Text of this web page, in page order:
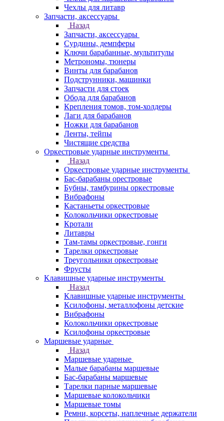
Чехлы для литавр
Запчасти, аксессуары
Назад
Запчасти, аксессуары
Сурдины, демпферы
Ключи барабанные, мультитулы
Метрономы, тюнеры
Винты для барабанов
Подструнники, машинки
Запчасти для стоек
Обода для барабанов
Крепления томов, том-холдеры
Лаги для барабанов
Ножки для барабанов
Ленты, тейпы
Чистящие средства
Оркестровые ударные инструменты
Назад
Оркестровые ударные инструменты
Бас-барабаны орестровые
Бубны, тамбурины оркестровые
Вибрафоны
Кастаньеты оркестровые
Колокольчики оркестровые
Кротали
Литавры
Там-тамы оркестровые, гонги
Тарелки оркестровые
Треугольники оркестровые
Фрусты
Клавишные ударные инструменты
Назад
Клавишные ударные инструменты
Ксилофоны, металлофоны детские
Вибрафоны
Колокольчики оркестровые
Ксилофоны оркестровые
Маршевые ударные
Назад
Маршевые ударные
Малые барабаны маршевые
Бас-барабаны маршевые
Тарелки парные маршевые
Маршевые колокольчики
Маршевые томы
Ремни, корсеты, наплечные держатели